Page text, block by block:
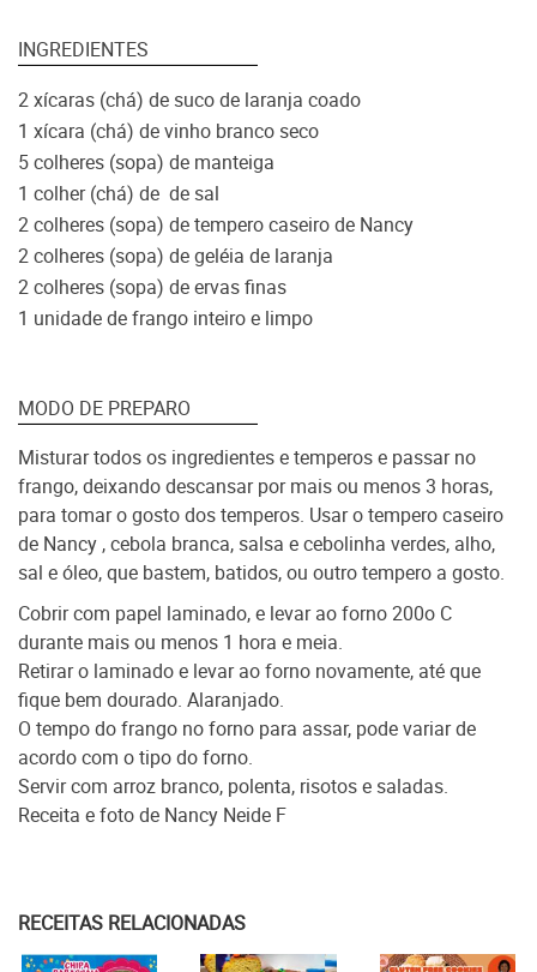
INGREDIENTES
2 xícaras (chá) de suco de laranja coado
1 xícara (chá) de vinho branco seco
5 colheres (sopa) de manteiga
1 colher (chá) de de sal
2 colheres (sopa) de tempero caseiro de Nancy
2 colheres (sopa) de geléia de laranja
2 colheres (sopa) de ervas finas
1 unidade de frango inteiro e limpo
MODO DE PREPARO
Misturar todos os ingredientes e temperos e passar no
frango, deixando descansar por mais ou menos 3 horas,
para tomar o gosto dos temperos. Usar o tempero caseiro
de Nancy , cebola branca, salsa e cebolinha verdes, alho,
sal e óleo, que bastem, batidos, ou outro tempero a gosto.
Cobrir com papel laminado, e levar ao forno 200o C
durante mais ou menos 1 hora e meia.
Retirar o laminado e levar ao forno novamente, até que
fique bem dourado. Alaranjado.
O tempo do frango no forno para assar, pode variar de
acordo com o tipo do forno.
Servir com arroz branco, polenta, risotos e saladas.
Receita e foto de Nancy Neide F
RECEITAS RELACIONADAS